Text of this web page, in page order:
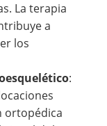
La terapia
a
los
:
ortopédica